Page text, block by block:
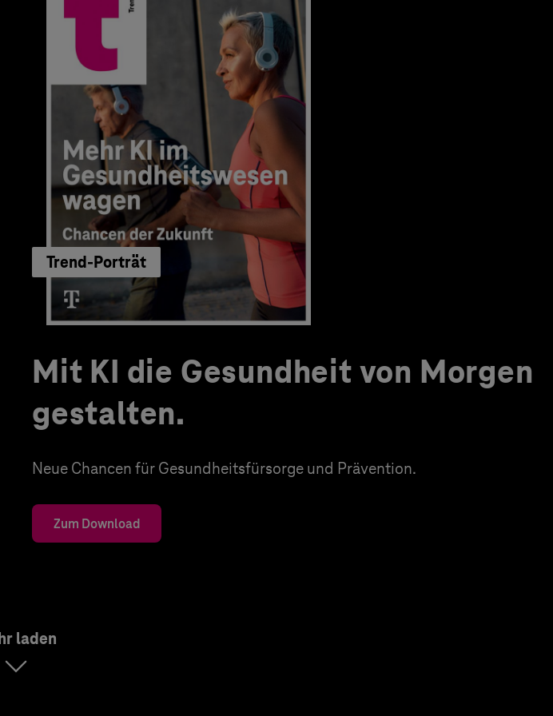
Trend-Porträt
Mit KI die Gesundheit von Morgen
gestalten.
Neue Chancen für Gesundheitsfürsorge und Prävention.
Zum Download
laden